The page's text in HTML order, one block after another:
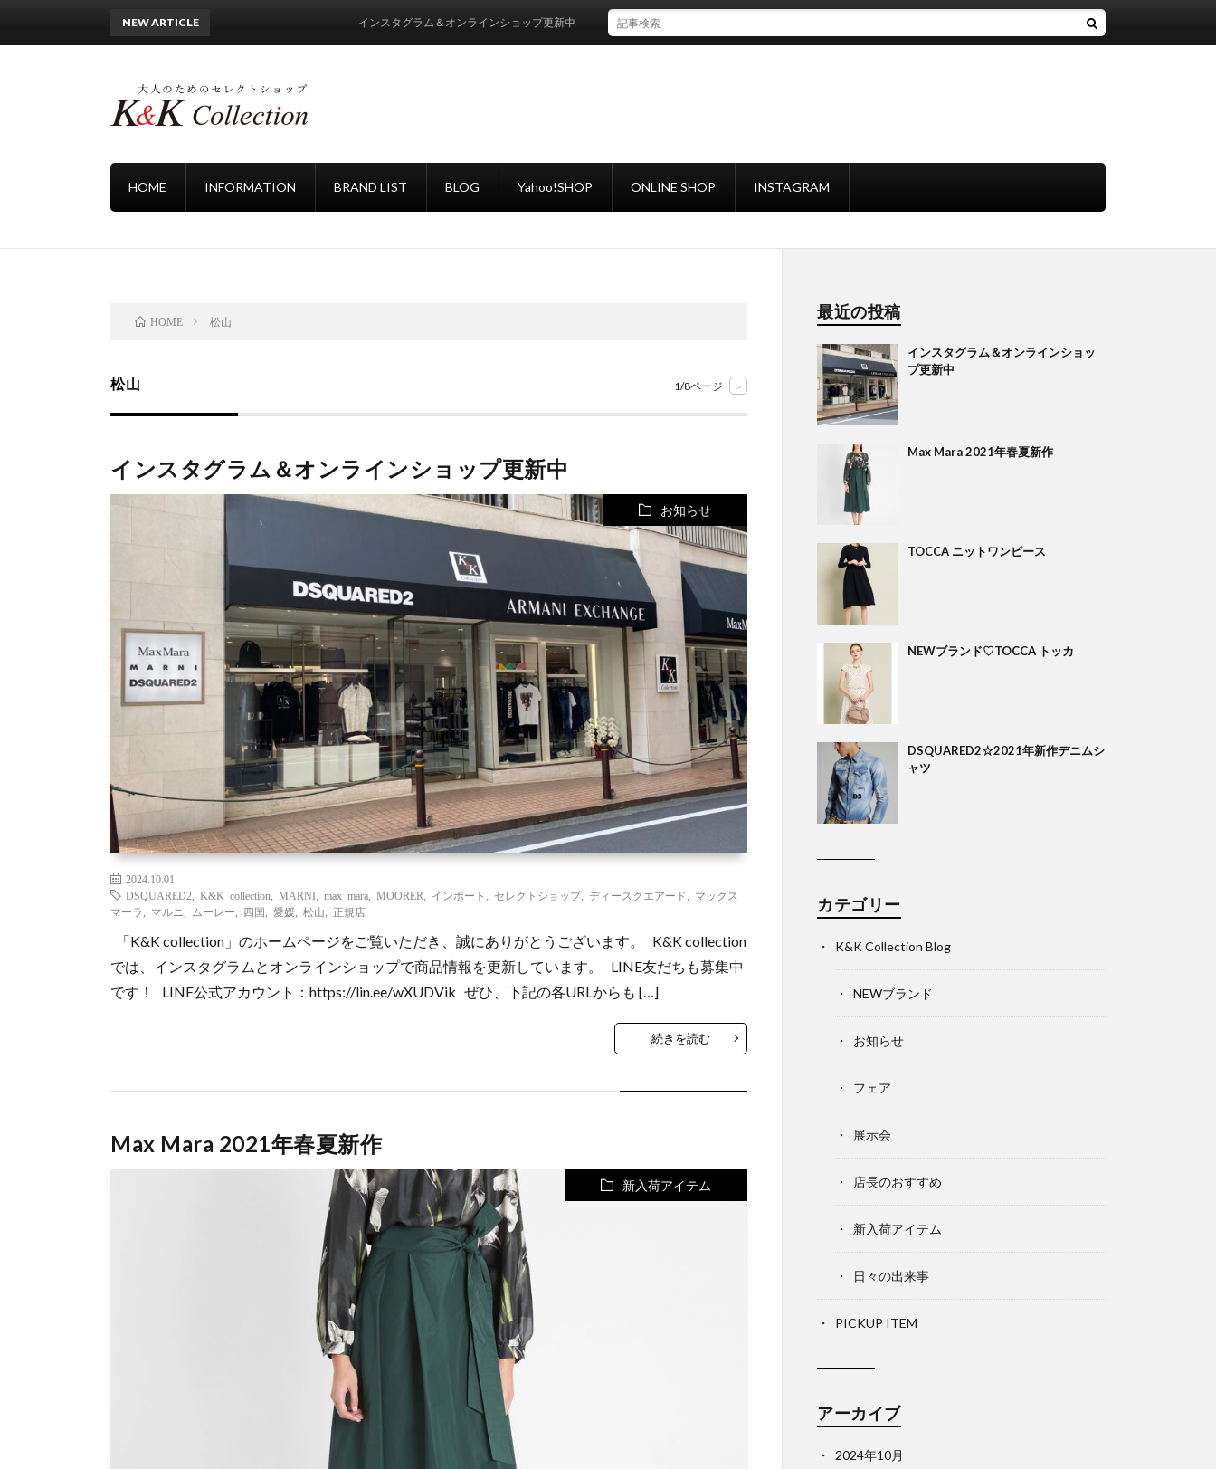
HOME INFORMATION BRAND LIST BLOG Yahoo!SHOP ONLINE SHOP INSTAGRAM
NEW ARTICLE インスタグラム＆オンラインショップ更新中
HOME 松山
松山 1/8ページ >
インスタグラム＆オンラインショップ更新中
お知らせ
2024.10.01
DSQUARED2
K&K collection MARNI max mara MOORER インポート セレクトショップ, ディースクエアード
マックス
マーラ
マルニ ムーレー 四国 愛媛 松山 正規店
「K&K collection」のホームページをご覧いただき、誠にありがとうございます。 K&K collection
では、インスタグラムとオンラインショップで商品情報を更新しています。 LINE友だちも募集中
です！ LINE公式アカウント：https://lin.ee/wXUDVik ぜひ、下記の各URLからも […]
続きを読む
Max Mara 2021年春夏新作
新入荷アイテム
最近の投稿
インスタグラム＆オンラインショッ
プ更新中
Max Mara 2021年春夏新作
TOCCA ニットワンピース
NEWブランド♡TOCCA トッカ
DSQUARED2☆2021年新作デニムシ
ャツ
カテゴリー
K&K Collection Blog
NEWブランド
お知らせ
フェア
展示会
店長のおすすめ
新入荷アイテム
日々の出来事
PICKUP ITEM
アーカイブ
2024年10月